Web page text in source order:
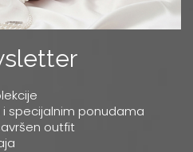
specijalnim ponudama
outfit